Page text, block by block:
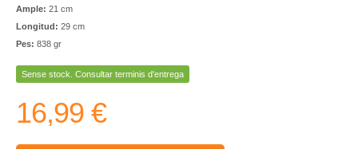
Ample: 21 cm
Longitud: 29 cm
Pes: 838 gr
Sense stock. Consultar terminis d'entrega
16,99 €